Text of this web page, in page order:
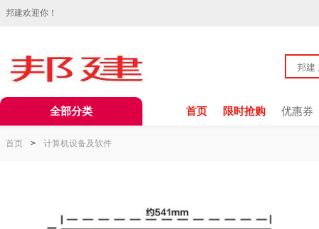
邦建欢迎你！
全部分类 首页 限时抢购 优惠券
首页 > 计算机设备及软件